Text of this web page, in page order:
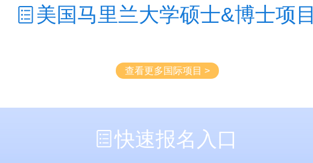
美国马里兰大学硕士&博士项目
查看更多国际项目 >
快速报名入口